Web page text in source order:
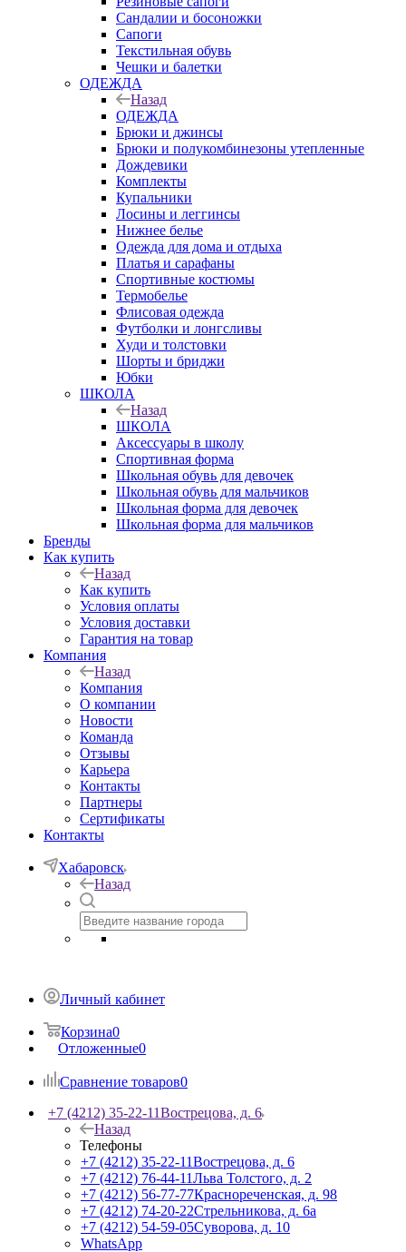
Сандалии и босоножки
Сапоги
Текстильная обувь
Чешки и балетки
ОДЕЖДА
Назад
ОДЕЖДА
Брюки и джинсы
Брюки и полукомбинезоны утепленные
Дождевики
Комплекты
Купальники
Лосины и леггинсы
Нижнее белье
Одежда для дома и отдыха
Платья и сарафаны
Спортивные костюмы
Термобелье
Флисовая одежда
Футболки и лонгсливы
Худи и толстовки
Шорты и бриджи
Юбки
ШКОЛА
Назад
ШКОЛА
Аксессуары в школу
Спортивная форма
Школьная обувь для девочек
Школьная обувь для мальчиков
Школьная форма для девочек
Школьная форма для мальчиков
Бренды
Как купить
Назад
Как купить
Условия оплаты
Условия доставки
Гарантия на товар
Компания
Назад
Компания
О компании
Новости
Команда
Отзывы
Карьера
Контакты
Партнеры
Сертификаты
Контакты
Хабаровск
Назад
Личный кабинет
Корзина0
Отложенные0
Сравнение товаров0
+7 (4212) 35-22-11Вострецова, д. 6
Назад
Телефоны
+7 (4212) 35-22-11Вострецова, д. 6
+7 (4212) 76-44-11Льва Толстого, д. 2
+7 (4212) 56-77-77Краснореченская, д. 98
+7 (4212) 74-20-22Стрельникова, д. 6а
+7 (4212) 54-59-05Суворова, д. 10
WhatsApp